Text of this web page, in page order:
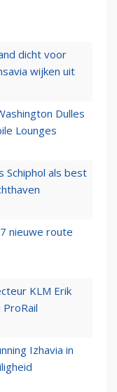
dicht voor
wijken uit
Dulles
Lounges
Schiphol als best
nieuwe route
KLM Erik
Izhavia in